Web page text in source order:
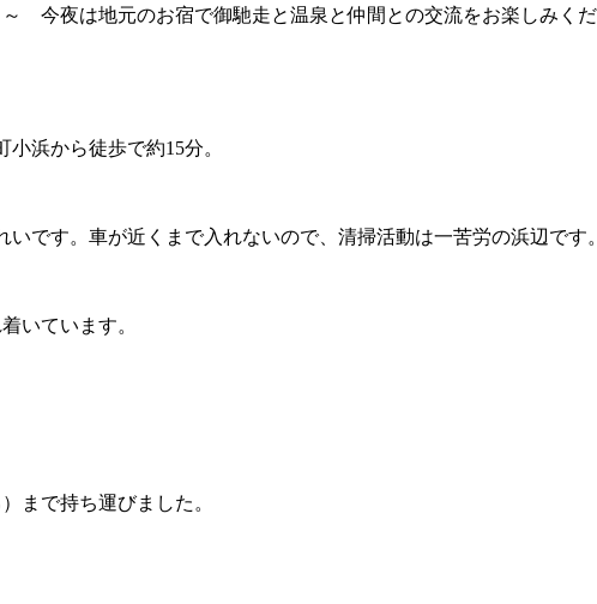
今夜は地元のお宿で御馳走と温泉と仲間との交流をお楽しみくだ
浜から徒歩で約15分。
です。車が近くまで入れないので、清掃活動は一苦労の浜辺です。
いています。
まで持ち運びました。